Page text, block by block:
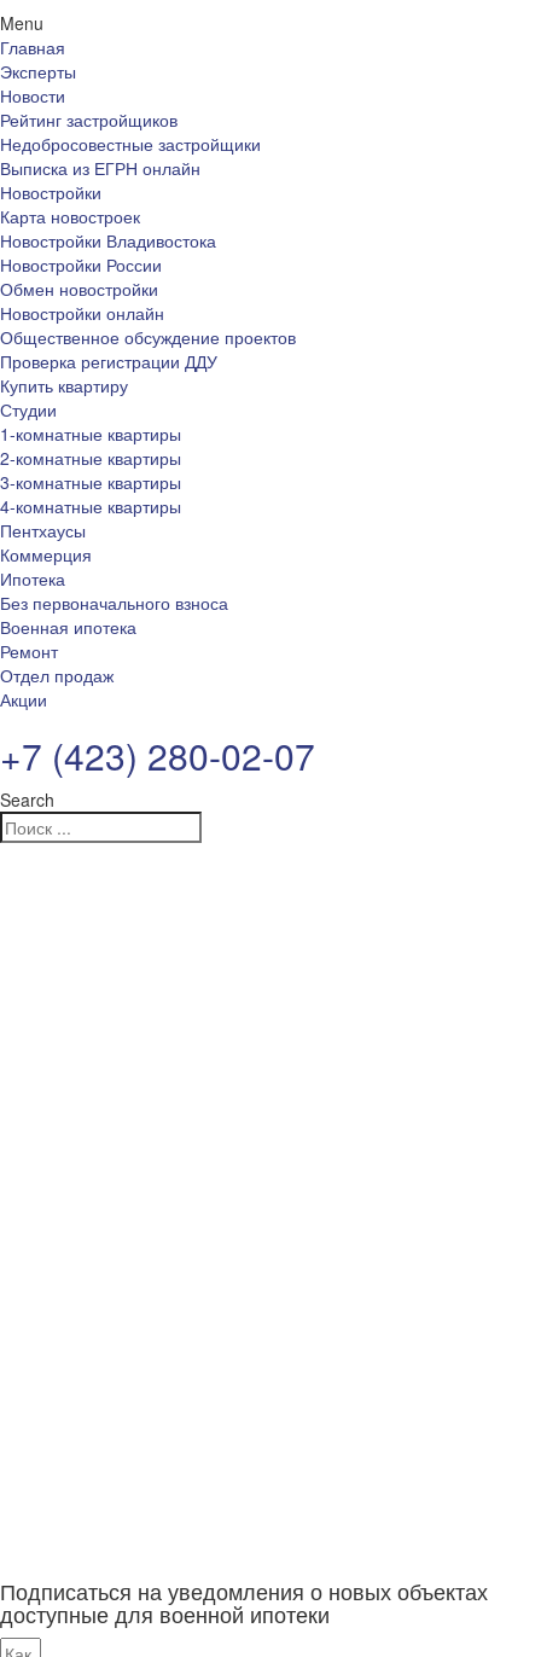
Menu
Главная
Эксперты
Новости
Рейтинг застройщиков
Недобросовестные застройщики
Выписка из ЕГРН онлайн
Новостройки
Карта новостроек
Новостройки Владивостока
Новостройки России
Обмен новостройки
Новостройки онлайн
Общественное обсуждение проектов
Проверка регистрации ДДУ
Купить квартиру
Студии
1-комнатные квартиры
2-комнатные квартиры
3-комнатные квартиры
4-комнатные квартиры
Пентхаусы
Коммерция
Ипотека
Без первоначального взноса
Военная ипотека
Ремонт
Отдел продаж
Акции
+7 (423) 280-02-07
Search
Подписаться на уведомления о новых объектах
доступные для военной ипотеки